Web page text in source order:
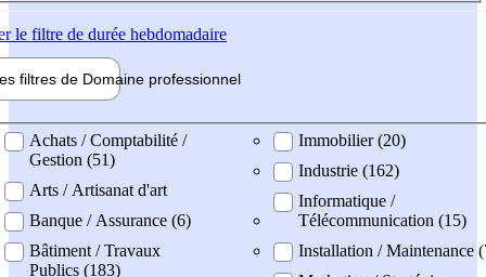
le filtre de durée hebdomadaire
filtres de Domaine professionnel
professionel
Achats / Comptabilité /
Gestion (51)
Arts / Artisanat d'art
Banque / Assurance (6)
Bâtiment / Travaux
Publics (183)
Immobilier (20)
Industrie (162)
Informatique /
Télécommunication (15)
Installation / Maintenance